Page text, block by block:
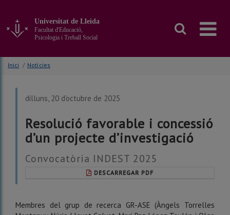
contingut
principal
la
pàgina
Universitat de Lleida
Facultat d'Educació,
Psicologia i Treball Social
Inici / Notícies
dilluns, 20 d’octubre de 2025
Resolució favorable i concessió
d’un projecte d’investigació
Convocatòria INDEST 2025
DESCARREGAR PDF
Membres del grup de recerca GR-ASE (Àngels Torrelles